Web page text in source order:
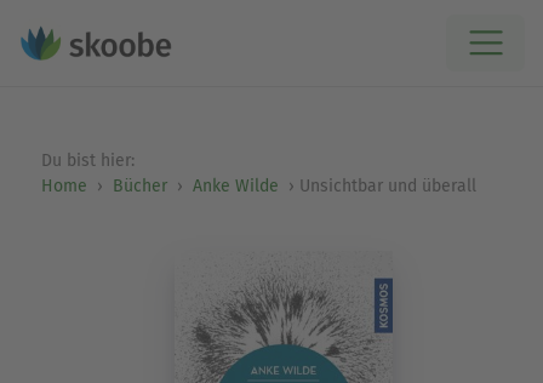
Du bist hier:
Home
Bücher Anke Wilde Unsichtbar und überall